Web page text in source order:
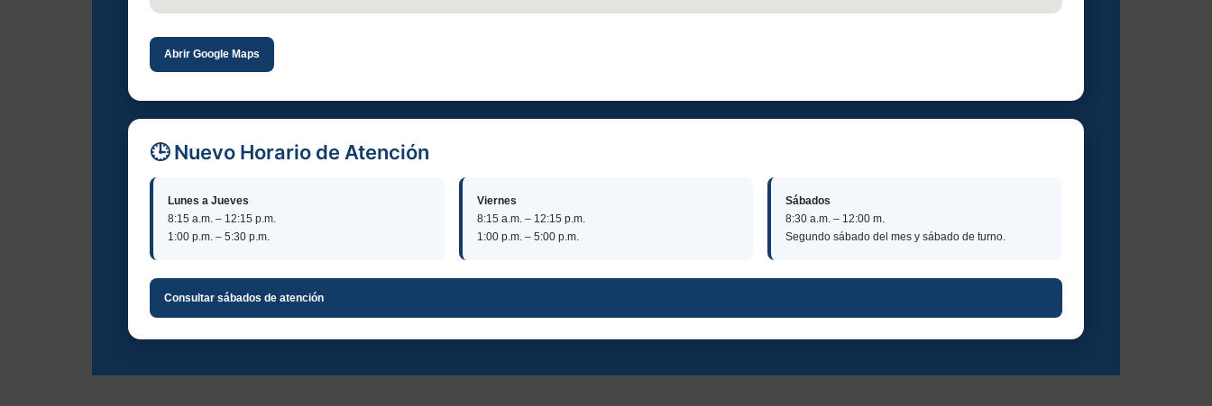
Abrir Google Maps
🕒 Nuevo Horario de Atención
Lunes a Jueves
8:15 a.m. – 12:15 p.m.
1:00 p.m. – 5:30 p.m.
Viernes
8:15 a.m. – 12:15 p.m.
1:00 p.m. – 5:00 p.m.
Sábados
8:30 a.m. – 12:00 m.
Segundo sábado del mes y sábado de turno.
Consultar sábados de atención